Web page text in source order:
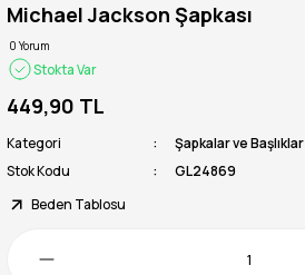
Michael Jackson Şapkası
0 Yorum
Stokta Var
449,90 TL
Kategori
Şapkalar ve Başlıklar
Stok Kodu
GL24869
Beden Tablosu